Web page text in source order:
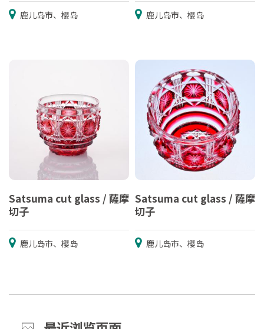
鹿儿岛市、樱岛 鹿儿岛市、樱岛
Satsuma cut glass / 薩摩
切子
鹿儿岛市、樱岛
Satsuma cut glass / 薩摩
切子
鹿儿岛市、樱岛